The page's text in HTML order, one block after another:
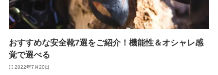
おすすめな安全靴7選をご紹介！機能性＆オシャレ感
覚で選べる
2022年7月20日